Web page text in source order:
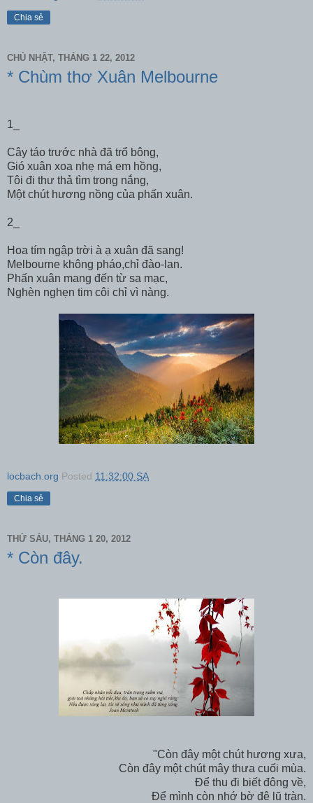
Chia sẻ
CHỦ NHẬT, THÁNG 1 22, 2012
* Chùm thơ Xuân Melbourne
1_
Cây táo trước nhà đã trổ bông,
Gió xuân xoa nhẹ má em hồng,
Tôi đi thư thả tìm trong nắng,
Một chút hương nồng của phấn xuân.
2_
Hoa tím ngập trời à ạ xuân đã sang!
Melbourne không pháo,chỉ đào-lan.
Phấn xuân mang đến từ sa mạc,
Nghèn nghẹn tim côi chỉ vì nàng.
locbach.org Posted 11:32:00 SA
Chia sẻ
THỨ SÁU, THÁNG 1 20, 2012
* Còn đây.
"Còn đây một chút hương xưa,
Còn đây một chút mây thưa cuối mùa.
Để thu đi biết đông về,
Để mình còn nhớ bờ đê lũ tràn.